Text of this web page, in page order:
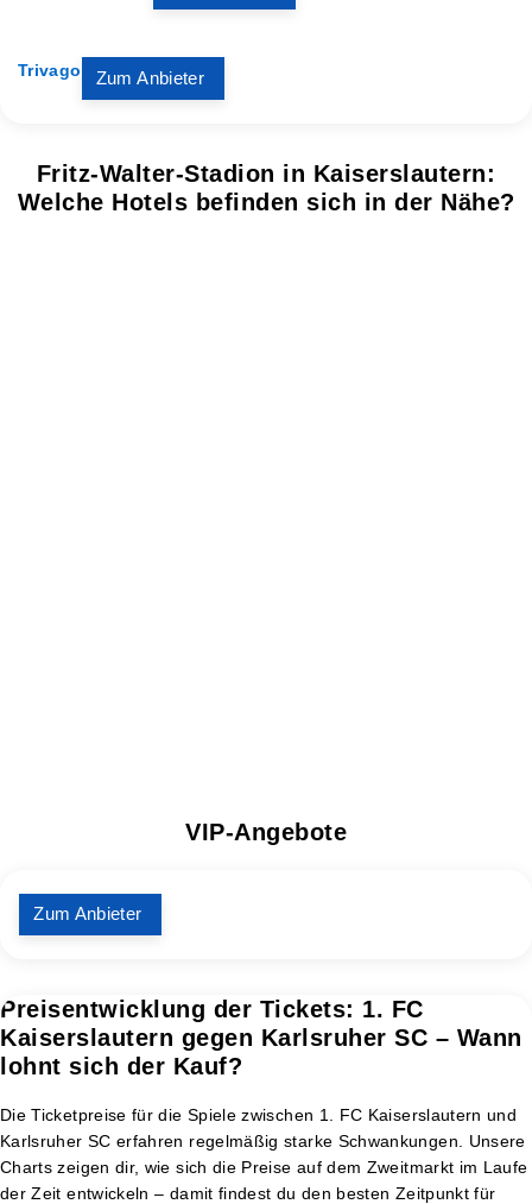
Trivago Zum Anbieter
Fritz-Walter-Stadion in Kaiserslautern:
Welche Hotels befinden sich in der Nähe?
VIP-Angebote
Zum Anbieter
Preisentwicklung der Tickets: 1. FC
Kaiserslautern gegen Karlsruher SC – Wann
lohnt sich der Kauf?
Die Ticketpreise für die Spiele zwischen 1. FC Kaiserslautern und
Karlsruher SC erfahren regelmäßig starke Schwankungen. Unsere
Charts zeigen dir, wie sich die Preise auf dem Zweitmarkt im Laufe
der Zeit entwickeln – damit findest du den besten Zeitpunkt für